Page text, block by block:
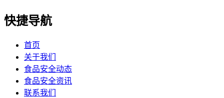
快捷导航
首页
关于我们
食品安全动态
食品安全资讯
联系我们